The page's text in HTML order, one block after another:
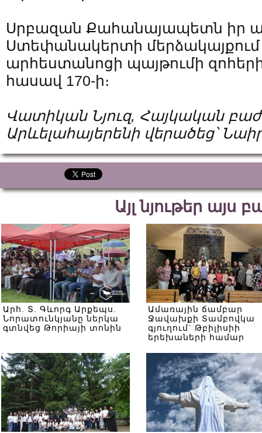
Սրբազան Քահանայապետն իր
Ստեփանակերտի մերձակայքում
արհեստանոցի պայթումի
հասավ 170-ի։
Վատիկան Նյուզ, Հայկական
Արևելահայերենի վերածեց՝
Այլ նյութեր այս
Արհ. Տ. Գևորգ Արքեպս.
Նորատունկյանը ներկա
գտնվեց Թորիայի տոնին
Ամառային ճամբար
Ջավախքի Տամբովկա
գյուղում` Թբիլիսիի
երեխաների համար